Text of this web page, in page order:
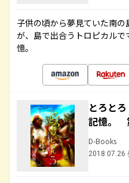
子供の頃から夢見ていた南
が、島で出合うトロピカル
憶。
とろと
記憶。
D-Books
2018.07.26